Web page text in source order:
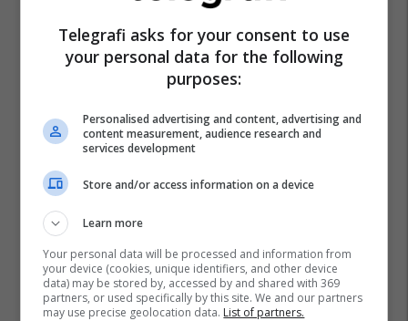
Bateria
Telegrafi asks for your consent to use
your personal data for the following
purposes:
Personalised advertising and content, advertising and
content measurement, audience research and
services development
Store and/or access information on a device
Learn more
Your personal data will be processed and information from
your device (cookies, unique identifiers, and other device
data) may be stored by, accessed by and shared with 369
partners, or used specifically by this site. We and our partners
may use precise geolocation data. List of partners.